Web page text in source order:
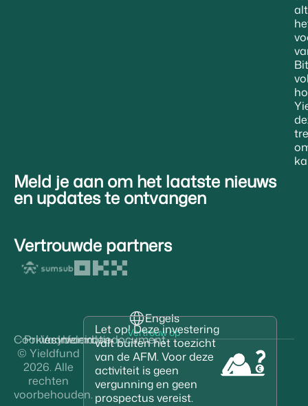
Meld je aan om het laatste nieuws
en updates te ontvangen
Vertrouwde partners
Engels
Vertrouw op
© Yieldfund
2026. Alle
rechten
voorbehouden.
Cookies
Privacybeleid
Voorwaarden
Informatiedocument
Let op! Deze investering
valt buiten het toezicht
van de AFM. Voor deze
activiteit is geen
vergunning en geen
prospectus vereist.